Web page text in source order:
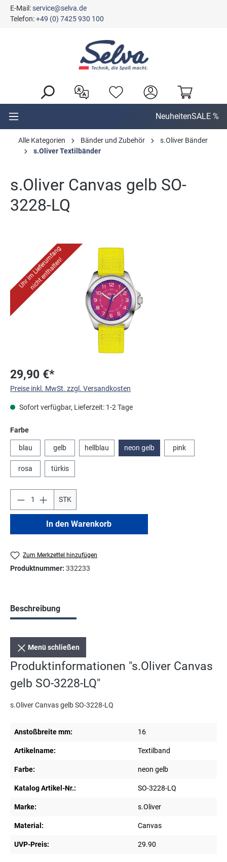
springen
E-Mail:service@selva.de
Telefon:+49 (0) 7425 930 100
NeuheitenSALE %
Alle Kategorien Bänder und Zubehör
s.Oliver Bänder
s.Oliver Textilbänder
s.Oliver Canvas gelb SO-
3228-LQ
Bildergalerie überspringen
Uhr im Lieferumfang
nicht enthalten!
29,90 €*
Preise inkl. MwSt. zzgl. Versandkosten
Sofort verfügbar, Lieferzeit: 1-2 Tage
Farbeauswählen
blau gelb hellblau neon gelb pink
rosa türkis
STK
In den Warenkorb
Zum Merkzettel hinzufügen
Produktnummer: 332233
Beschreibung
Menü schließen
Produktinformationen "s.Oliver Canvas
gelb SO-3228-LQ"
s.Oliver Canvas gelb SO-3228-LQ
Anstoßbreite mm: 16
Artikelname: Textilband
Farbe: neon gelb
Katalog Artikel-Nr.: SO-3228-LQ
Marke: s.Oliver
Material: Canvas
UVP-Preis: 29.90